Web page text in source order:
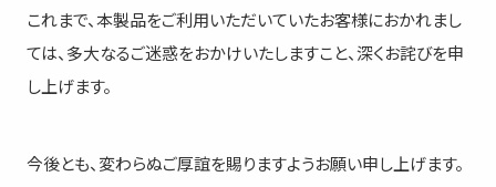
​これまで、本製品をご利用いただいていたお客様におかれまし
ては、多大なるご迷惑をおかけいたしますこと、深くお詫びを申
し上げます。​
今後とも、変わらぬご厚誼を賜りますようお願い申し上げます。​